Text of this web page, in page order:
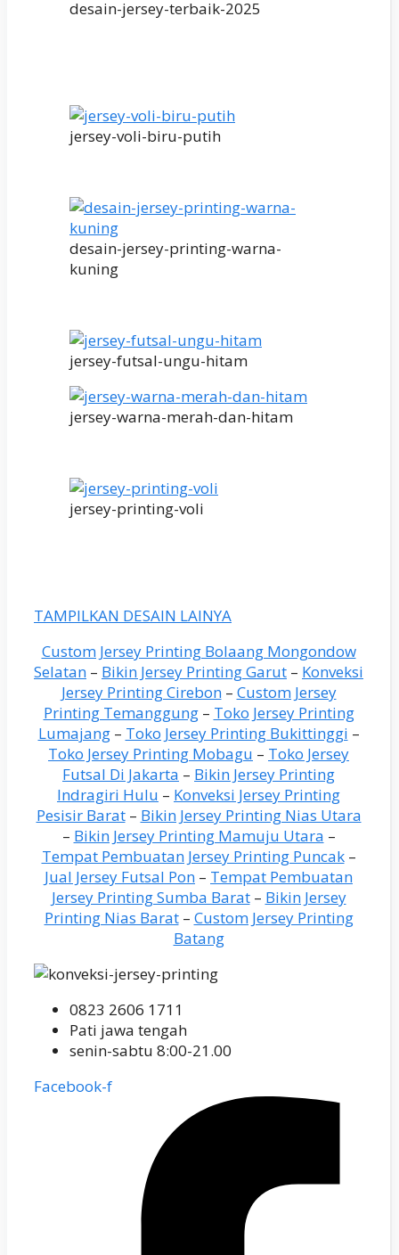
desain-jersey-terbaik-2025
jersey-voli-biru-putih
desain-jersey-printing-warna-
kuning
jersey-futsal-ungu-hitam
jersey-warna-merah-dan-hitam
jersey-printing-voli
TAMPILKAN DESAIN LAINYA
Custom Jersey Printing Bolaang Mongondow
Selatan – Bikin Jersey Printing Garut – Konveksi
Jersey Printing Cirebon– Custom Jersey
Printing Temanggung– Toko Jersey Printing
Lumajang– Toko Jersey Printing Bukittinggi –
Toko Jersey Printing Mobagu – Toko Jersey
Futsal Di Jakarta – Bikin Jersey Printing
Indragiri Hulu – Konveksi Jersey Printing
Pesisir Barat– Bikin Jersey Printing Nias Utara
– Bikin Jersey Printing Mamuju Utara –
Tempat Pembuatan Jersey Printing Puncak–
Jual Jersey Futsal Pon – Tempat Pembuatan
Jersey Printing Sumba Barat– Bikin Jersey
Printing Nias Barat– Custom Jersey Printing
Batang
0823 2606 1711
Pati jawa tengah
senin-sabtu 8:00-21.00
Facebook-f